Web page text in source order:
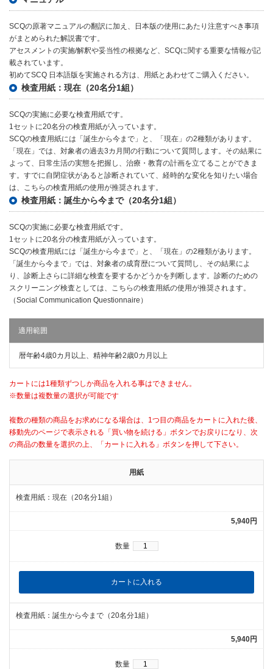
SCQの原著マニュアルの翻訳に加え、日本版の使用にあたり注意すべき事項
がまとめられた解説書です。
アセスメントの実施/解釈や妥当性の根拠など、SCQに関する重要な情報が記
載されています。
初めてSCQ 日本語版を実施される方は、用紙とあわせてご購入ください。
検査用紙：現在（20名分1組）
SCQの実施に必要な検査用紙です。
1セットに20名分の検査用紙が入っています。
SCQの検査用紙には「誕生から今まで」と、「現在」の2種類があります。
「現在」では、対象者の過去3カ月間の行動について質問します。その結果に
よって、日常生活の実態を把握し、治療・教育の計画を立てることができま
す。すでに自閉症状があると診断されていて、経時的な変化を知りたい場合
は、こちらの検査用紙の使用が推奨されます。
検査用紙：誕生から今まで（20名分1組）
SCQの実施に必要な検査用紙です。
1セットに20名分の検査用紙が入っています。
SCQの検査用紙には「誕生から今まで」と、「現在」の2種類があります。
「誕生から今まで」では、対象者の成育歴について質問し、その結果によ
り、診断上さらに詳細な検査を要するかどうかを判断します。診断のための
スクリーニング検査としては、こちらの検査用紙の使用が推奨されます。
（Social Communication Questionnaire）
適用範囲
暦年齢4歳0カ月以上、精神年齢2歳0カ月以上
カートには1種類ずつしか商品を入れる事はできません。
※数量は複数量の選択が可能です
複数の種類の商品をお求めになる場合は、1つ目の商品をカートに入れた後、
移動先のページで表示される「買い物を続ける」ボタンでお戻りになり、次
の商品の数量を選択の上、「カートに入れる」ボタンを押して下さい。
用紙
検査用紙：現在（20名分1組）
5,940円
数量
検査用紙：誕生から今まで（20名分1組）
5,940円
数量